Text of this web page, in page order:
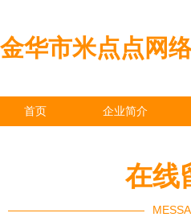
金华市米点点网
首页 企业简介
在线